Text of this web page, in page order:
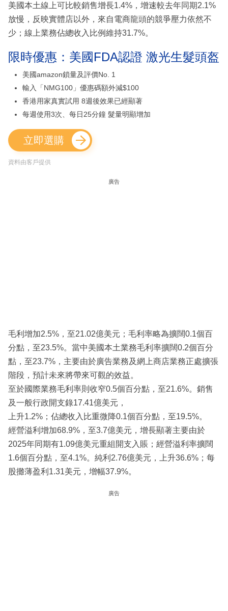
美國本土線上可比較銷售增長1.4%，增速較去年同期2.1%
放慢，反映實體店以外，來自電商龍頭的競爭壓力依然不
少；線上業務佔總收入比例維持31.7%。
限時優惠：美國FDA認證 激光生髮頭盔
美國amazon鎖量及評價No. 1
輸入「NMG100」優惠碼額外減$100
香港用家真實試用 8週後效果已經顯著
每週使用3次、每日25分鐘 髮量明顯增加
立即選購
資料由客戶提供
廣告
毛利增加2.5%，至21.02億美元；毛利率略為擴闊0.1個百
分點，至23.5%。當中美國本土業務毛利率擴闊0.2個百分
點，至23.7%，主要由於廣告業務及網上商店業務正處擴張
階段，預計未來將帶來可觀的效益。
至於國際業務毛利率則收窄0.5個百分點，至21.6%。銷售
及一般行政開支錄17.41億美元，
上升1.2%；佔總收入比重微降0.1個百分點，至19.5%。
經營溢利增加68.9%，至3.7億美元，增長顯著主要由於
2025年同期有1.09億美元重組開支入賬；經營溢利率擴闊
1.6個百分點，至4.1%。純利2.76億美元，上升36.6%；每
股攤薄盈利1.31美元，增幅37.9%。
廣告